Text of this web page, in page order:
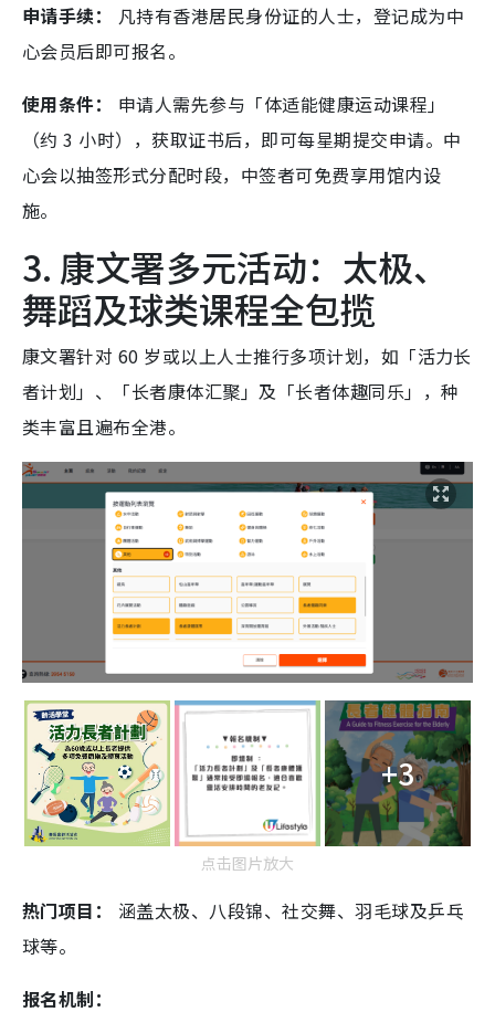
申请手续：
凡持有香港居民身份证的人士，登记成为中
心会员后即可报名。
使用条件：
申请人需先参与「体适能健康运动课程」
（约 3 小时），获取证书后，即可每星期提交申请。中
心会以抽签形式分配时段，中签者可免费享用馆内设
施。
3. 康文署多元活动：太极、
舞蹈及球类课程全包揽
康文署针对 60 岁或以上人士推行多项计划，如「活力长
者计划」、「长者康体汇聚」及「长者体趣同乐」，种
类丰富且遍布全港。
+3
点击图片放大
热门项目：
涵盖太极、八段锦、社交舞、羽毛球及乒乓
球等。
报名机制：